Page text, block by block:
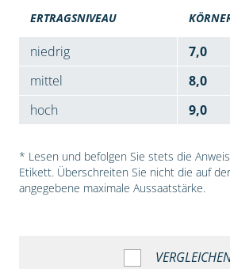
ERTRAGSNIVEAU
niedrig
7,0
mittel
8,0
hoch
9,0
* Lesen und befolgen Sie stets die
Etikett. Überschreiten Sie nicht die auf
angegebene maximale Aussaatstärke.